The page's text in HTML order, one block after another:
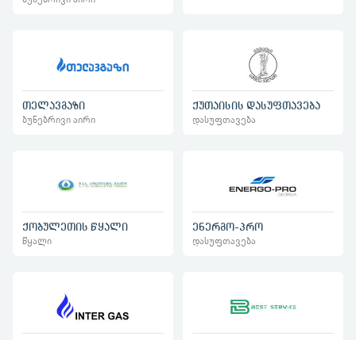
თელავგაზი
ბუნებრივი აირი
ქუთაისის დასუფთავება
დასუფთავება
ქობულეთის წყალი
წყალი
ენერგო-პრო
დასუფთავება